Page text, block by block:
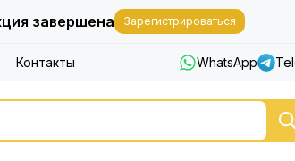
завершена Зарегистрироваться
Контакты WhatsApp